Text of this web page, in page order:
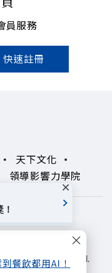
餐飲都用AI！
員服務
快速註冊
天下文化
領導影響力學院
政策
All rights reserved.
×